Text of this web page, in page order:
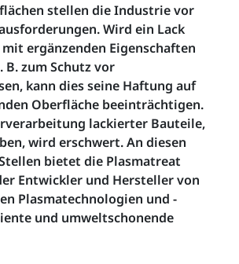
stellen die Industrie vor
Wird ein Lack
ergänzenden Eigenschaften
zum Schutz vor
kann dies seine Haftung auf
Oberfläche beeinträchtigen.
lackierter Bauteile,
wird erschwert. An diesen
bietet die Plasmatreat
Entwickler und Hersteller von
Plasmatechnologien und -
und umweltschonende